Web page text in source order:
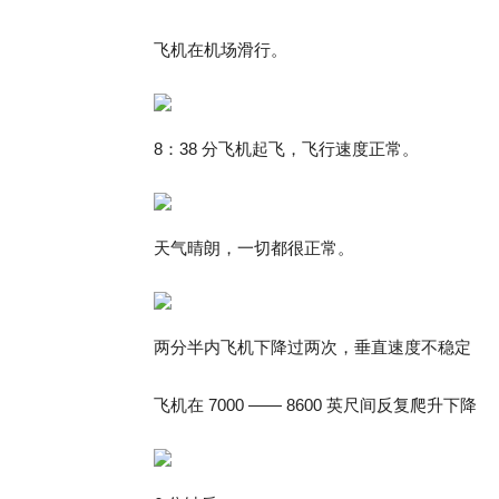
飞机在机场滑行。
8：38 分飞机起飞，飞行速度正常。
天气晴朗，一切都很正常。
两分半内飞机下降过两次，垂直速度不稳定
飞机在 7000 —— 8600 英尺间反复爬升下降